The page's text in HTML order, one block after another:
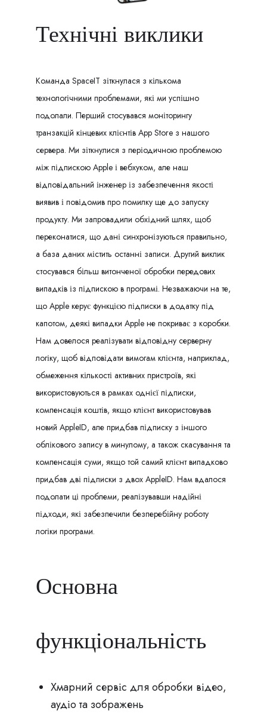
Технічні виклики
Команда SpaceIT зіткнулася з кількома
технологічними проблемами, які ми успішно
подолали. Перший стосувався моніторингу
транзакцій кінцевих клієнтів App Store з нашого
сервера. Ми зіткнулися з періодичною проблемою
між підпискою Apple і вебхуком, але наш
відповідальний інженер із забезпечення якості
виявив і повідомив про помилку ще до запуску
продукту. Ми запровадили обхідний шлях, щоб
переконатися, що дані синхронізуються правильно,
а база даних містить останні записи. Другий виклик
стосувався більш витонченої обробки передових
випадків із підпискою в програмі. Незважаючи на те,
що Apple керує функцією підписки в додатку під
капотом, деякі випадки Apple не покриває з коробки.
Нам довелося реалізувати відповідну серверну
логіку, щоб відповідати вимогам клієнта, наприклад,
обмеження кількості активних пристроїв, які
використовуються в рамках однієї підписки,
компенсація коштів, якщо клієнт використовував
новий AppleID, але придбав підписку з іншого
облікового запису в минулому, а також скасування та
компенсація суми, якщо той самий клієнт випадково
придбав дві підписки з двох AppleID. Нам вдалося
подолати ці проблеми, реалізувавши надійні
підходи, які забезпечили безперебійну роботу
логіки програми.
Основна
функціональність
Хмарний сервіс для обробки відео,
аудіо та зображень